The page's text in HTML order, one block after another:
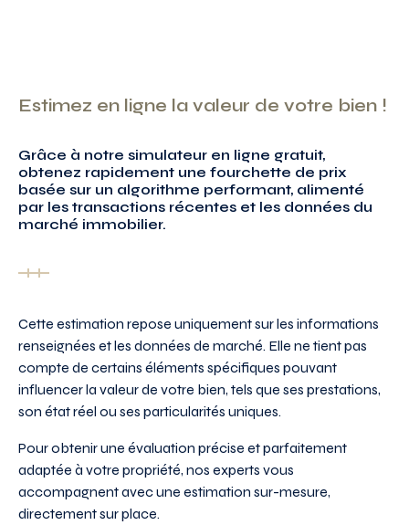
Estimez en ligne la valeur de votre bien !
Grâce à notre simulateur en ligne gratuit,
obtenez rapidement une fourchette de prix
basée sur un algorithme performant, alimenté
par les transactions récentes et les données du
marché immobilier.
Cette estimation repose uniquement sur les informations
renseignées et les données de marché. Elle ne tient pas
compte de certains éléments spécifiques pouvant
influencer la valeur de votre bien, tels que ses prestations,
son état réel ou ses particularités uniques.
Pour obtenir une évaluation précise et parfaitement
adaptée à votre propriété, nos experts vous
accompagnent avec une estimation sur-mesure,
directement sur place.